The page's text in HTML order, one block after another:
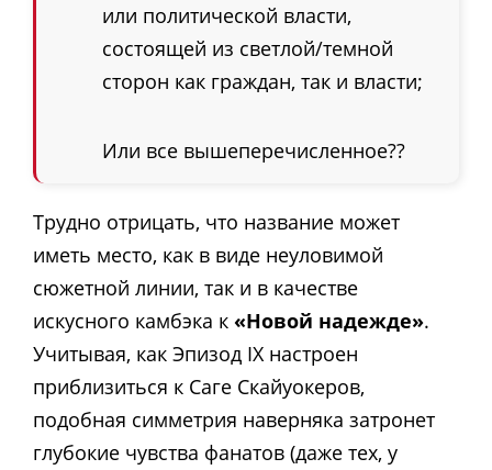
или политической власти,
состоящей из светлой/темной
сторон как граждан, так и власти;
Или все вышеперечисленное??
Трудно отрицать, что название может
иметь место, как в виде неуловимой
сюжетной линии, так и в качестве
искусного камбэка к «Новой надежде».
Учитывая, как Эпизод IX настроен
приблизиться к Саге Скайуокеров,
подобная симметрия наверняка затронет
глубокие чувства фанатов (даже тех, у